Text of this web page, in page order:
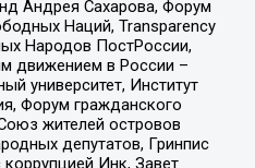
Андрея Сахарова, Форум
Наций, Transparеncy
Народов ПостРоссии,
движением в России –
университет, Институт
Форум гражданского
жителей островов
депутатов, Гринпис
Инк, Завет